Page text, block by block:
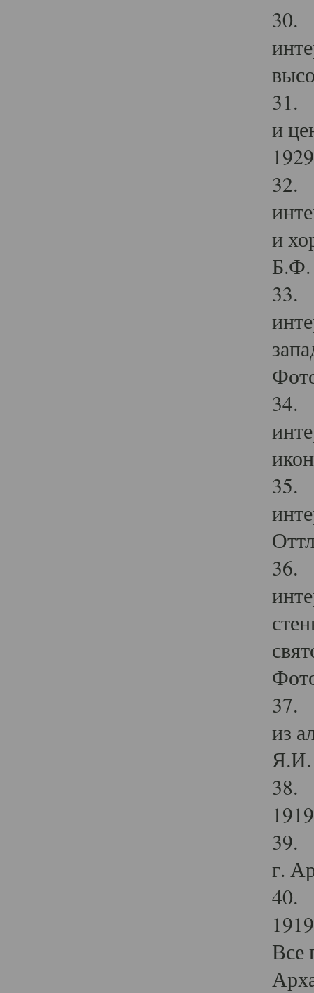
30.
31.
и
32.
и
Б.Ф.
33.
34.
35.
36.
37.
из
Я.И.
38.
39.
г.
40.
Все